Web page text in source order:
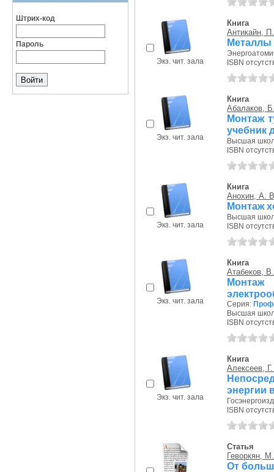
Штрих-код
Пароль
Экз. чит. зала
Книга
Антикайн,
Металлы
ISBN
Экз. чит. зала
Книга
Абалаков,
Монтаж
учебник
Высшая
ISBN
Экз. чит. зала
Книга
Анохин, А.
Монтаж
Высшая
ISBN
Экз. чит. зала
Книга
Атабеков,
Серия:
Высшая
ISBN
Экз. чит. зала
Книга
Алексеев,
энергии
ISBN
Статья
Геворкян, М.
От